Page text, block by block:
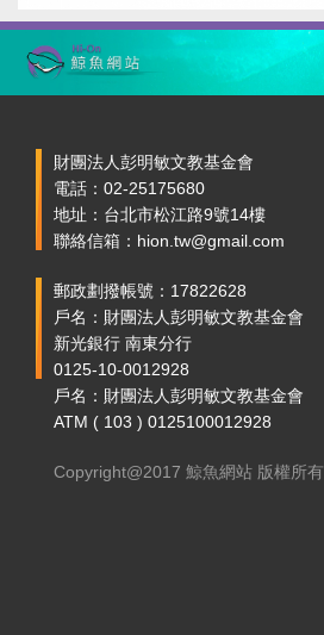
財團法人彭明敏文教基金會
電話：02-25175680
地址：台北市松江路9號14樓
聯絡信箱：hion.tw@gmail.com
郵政劃撥帳號：17822628
戶名：財團法人彭明敏文教基金會
新光銀行 南東分行
0125-10-0012928
戶名：財團法人彭明敏文教基金會
ATM ( 103 ) 0125100012928
Copyright@2017 鯨魚網站 版權所有